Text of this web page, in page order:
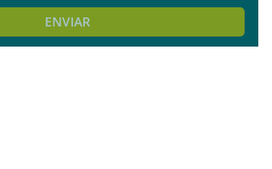
ENVIAR